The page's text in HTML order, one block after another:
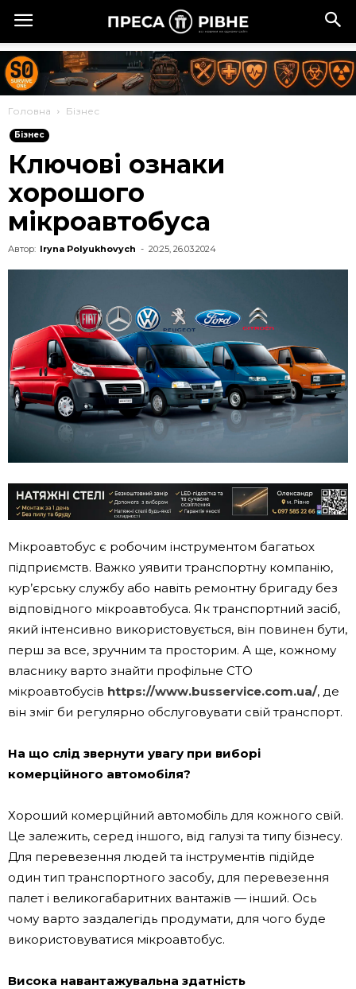
Головна Бізнес
Бізнес
Ключові ознаки
хорошого
мікроавтобуса
Автор: Iryna Polyukhovych - 20:25, 26.03.2024
Мікроавтобус є робочим інструментом багатьох
підприємств. Важко уявити транспортну компанію,
кур’єрську службу або навіть ремонтну бригаду без
відповідного мікроавтобуса. Як транспортний засіб,
який інтенсивно використовується, він повинен бути,
перш за все, зручним та просторим. А ще, кожному
власнику варто знайти профільне СТО
мікроавтобусів https://www.busservice.com.ua/, де
він зміг би регулярно обслуговувати свій транспорт.
На що слід звернути увагу при виборі
комерційного автомобіля?
Хороший комерційний автомобіль для кожного свій.
Це залежить, серед іншого, від галузі та типу бізнесу.
Для перевезення людей та інструментів підійде
один тип транспортного засобу, для перевезення
палет і великогабаритних вантажів — інший. Ось
чому варто заздалегідь продумати, для чого буде
використовуватися мікроавтобус.
Висока навантажувальна здатність